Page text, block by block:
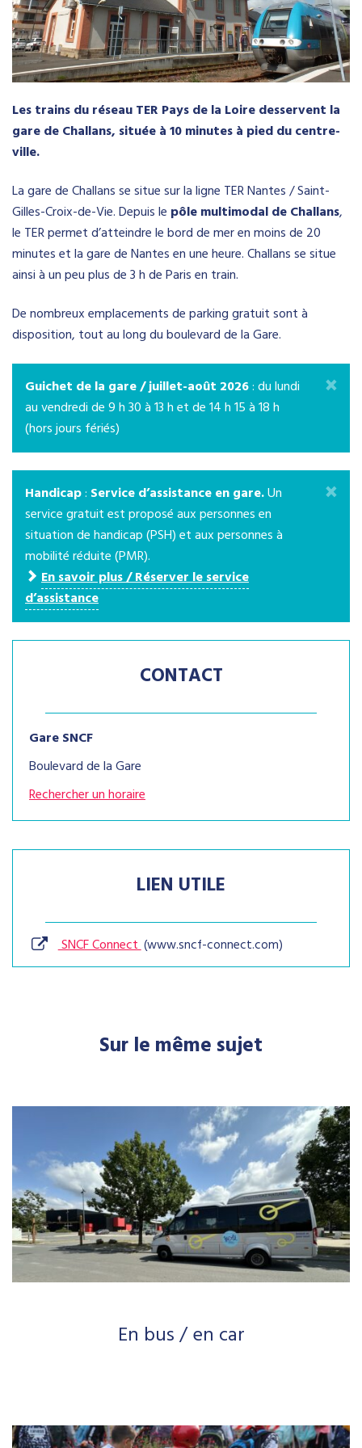
Les trains du réseau TER Pays de la Loire desservent la
gare de Challans, située à 10 minutes à pied du centre-
ville.
La gare de Challans se situe sur la ligne TER Nantes / Saint-
Gilles-Croix-de-Vie. Depuis le pôle multimodal de Challans,
le TER permet d’atteindre le bord de mer en moins de 20
minutes et la gare de Nantes en une heure. Challans se situe
ainsi à un peu plus de 3 h de Paris en train.
De nombreux emplacements de parking gratuit sont à
disposition, tout au long du boulevard de la Gare.
×
Guichet de la gare / juillet-août 2026: du lundi
au vendredi de 9 h 30 à 13 h et de 14 h 15 à 18 h
(hors jours fériés)
×
Handicap: Service d’assistance en gare.Un
service gratuit est proposé aux personnes en
situation de handicap (PSH) et aux personnes à
mobilité réduite (PMR).
En savoir plus / Réserver le service
d’assistance
CONTACT
Gare SNCF
Boulevard de la Gare
Rechercher un horaire
LIEN UTILE
SNCF Connect www.sncf-connect.com
Sur le même sujet
En bus / en car